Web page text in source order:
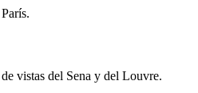
vistas del Sena y del Louvre.